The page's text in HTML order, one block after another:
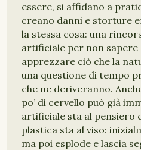
essere, si affidano a
creano danni e storture
la stessa cosa: una
artificiale per non
apprezzare ciò che la
una questione di tempo
che ne deriveranno.
po’ di cervello può già
artificiale sta al pensiero
plastica sta al viso:
ma poi esplode e lascia